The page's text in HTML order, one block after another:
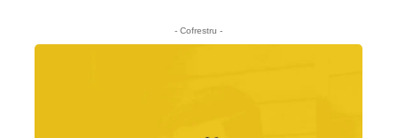
- Cofrestru -